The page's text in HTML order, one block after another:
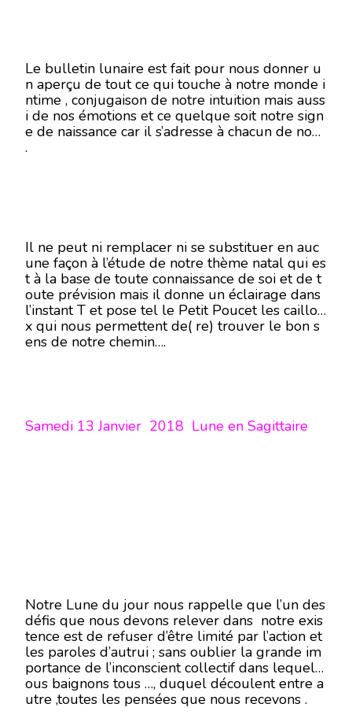
Le bulletin lunaire est fait pour nous donner u
n aperçu de tout ce qui touche à notre monde i
ntime , conjugaison de notre intuition mais auss
i de nos émotions et ce quelque soit notre sign
e de naissance car il s’adresse à chacun de nous
.
Il ne peut ni remplacer ni se substituer en auc
une façon à l’étude de notre thème natal qui es
t à la base de toute connaissance de soi et de t
oute prévision mais il donne un éclairage dans
l’instant T et pose tel le Petit Poucet les caillou
x qui nous permettent de( re) trouver le bon s
ens de notre chemin….
Samedi 13 Janvier 2018 Lune en Sagittaire
Notre Lune du jour nous rappelle que l’un des
défis que nous devons relever dans notre exis
tence est de refuser d’être limité par l’action et
les paroles d’autrui ; sans oublier la grande im
portance de l’inconscient collectif dans lequel n
ous baignons tous …, duquel découlent entre a
utre ,toutes les pensées que nous recevons .